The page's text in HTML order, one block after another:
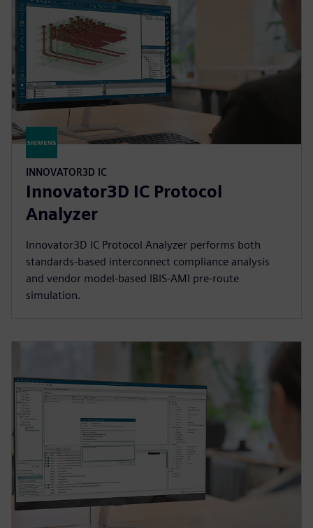
INNOVATOR3D IC
Innovator3D IC Protocol
Analyzer
Innovator3D IC Protocol Analyzer performs both
standards-based interconnect compliance analysis
and vendor model-based IBIS-AMI pre-route
simulation.